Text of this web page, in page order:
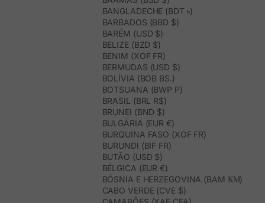
BANGLADECHE (BDT ৳)
BARBADOS (BBD $)
BARÉM (USD $)
BELIZE (BZD $)
BENIM (XOF FR)
BERMUDAS (USD $)
BOLÍVIA (BOB BS.)
BOTSUANA (BWP P)
BRASIL (BRL R$)
BRUNEI (BND $)
BULGÁRIA (EUR €)
BURQUINA FASO (XOF FR)
BURUNDI (BIF FR)
BUTÃO (USD $)
BÉLGICA (EUR €)
BÓSNIA E HERZEGOVINA (BAM КМ)
CABO VERDE (CVE $)